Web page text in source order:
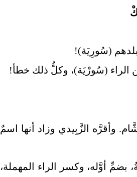
(سُورِيَة)!
الراء (سُورْيَة)، وكلُّ ذلك خطأ!
وأقرَّه الزَّبِيدي وزاد أنها اسمٌ
بضمِّ أوَّله، وكسر الراء المهملة،